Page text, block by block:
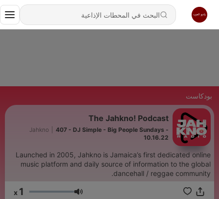
بودكاست
The Jahkno! Podcast
Jahkno
407 - DJ Simple - Big People Sundays -
10.16.22
Launched in 2005, Jahkno is Jamaica’s first dedicated online
music platform and daily source of information to the global
dancehall / reggae community.
مستوى الصوت 1